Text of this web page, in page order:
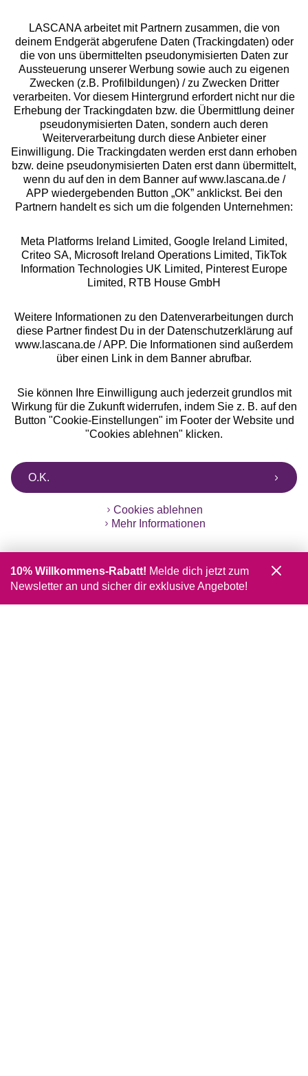
Services
Beratung
Über uns
Rechtliches
Alle Preise inkl. MwSt., zzgl.
Versandkosten
** Bonität vorausgesetzt, berechtigt zur Bonitätsprüfung
LASCANA arbeitet mit Partnern zusammen, die von
deinem Endgerät abgerufene Daten (Trackingdaten) oder
die von uns übermittelten pseudonymisierten Daten zur
Aussteuerung unserer Werbung sowie auch zu eigenen
Zwecken (z.B. Profilbildungen) / zu Zwecken Dritter
verarbeiten. Vor diesem Hintergrund erfordert nicht nur die
Erhebung der Trackingdaten bzw. die Übermittlung deiner
pseudonymisierten Daten, sondern auch deren
Weiterverarbeitung durch diese Anbieter einer
Einwilligung. Die Trackingdaten werden erst dann erhoben
bzw. deine pseudonymisierten Daten erst dann übermittelt,
wenn du auf den in dem Banner auf www.lascana.de /
APP wiedergebenden Button „OK” anklickst. Bei den
Partnern handelt es sich um die folgenden Unternehmen:
Meta Platforms Ireland Limited, Google Ireland Limited,
Criteo SA, Microsoft Ireland Operations Limited, TikTok
Information Technologies UK Limited, Pinterest Europe
Limited, RTB House GmbH
Weitere Informationen zu den Datenverarbeitungen durch
diese Partner findest Du in der Datenschutzerklärung auf
www.lascana.de / APP. Die Informationen sind außerdem
über einen Link in dem Banner abrufbar.
Sie können Ihre Einwilligung auch jederzeit grundlos mit
Wirkung für die Zukunft widerrufen, indem Sie z. B. auf den
Button "Cookie-Einstellungen" im Footer der Website und
"Cookies ablehnen" klicken.
O.K.
Cookies ablehnen
Mehr Informationen
10% Willkommens-Rabatt! Melde dich jetzt zum
Newsletter an und sicher dir exklusive Angebote!